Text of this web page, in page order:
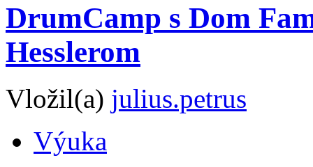
DrumCamp s Dom
Hesslerom
Vložil(a) julius.petrus
Výuka